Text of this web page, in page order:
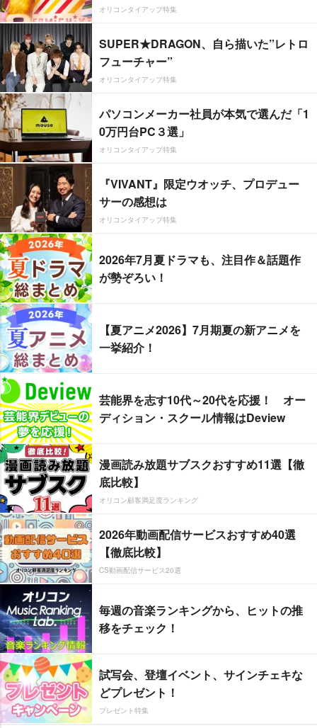
オリコンタイアップ特集
SUPER★DRAGON、自ら描いた”レトロ
フューチャー”
オリコンタイアップ特集
パソコンメーカー社員が本気で選んだ「1
0万円台PC３選」
オリコンタイアップ特集
『VIVANT』限定ウオッチ、プロデュー
サーの感想は
オリコンタイアップ特集
2026年7月夏ドラマも、注目作＆話題作
が勢ぞろい！
【夏アニメ2026】7月期夏の新アニメを
一挙紹介！
芸能界を志す10代～20代を応援！ オー
ディション・スクール情報はDeview
漫画読み放題サブスクおすすめ11選【徹
底比較】
オリコン顧客満足度ランキング
2026年動画配信サービスおすすめ40選
【徹底比較】
CS動画配信サービス20選
毎週の音楽ランキングから、ヒットの推
移をチェック！
試写会、登壇イベント、サインチェキな
どプレゼント！
プレゼント特集